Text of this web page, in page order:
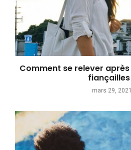
Comment se relever
fiançailles
mars 29, 2021